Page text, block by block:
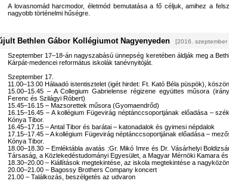
A lovasnomád harcmodor, életmód bemutatása a fő céljuk, amihez a
nagyobb történelmi hűségre.
Bethlen Gábor Kollégiumot Nagyenyeden [2016. szeptember
Szeptember 17–18-án nagyszabású ünnepség keretében áldják meg a
Kárpát-medencei református iskolák tanévnyitóját.
Szeptember 17.
11.00–13.00 Hálaadó istentisztelet (igét hirdet: Ft. Kató Béla püspök),
15.00–15.45 – A Collegium Gabrielense régizene együttes műsora
Ferenc és Szilágyi Róbert)
15.45–16.15 – Mazsorettek műsora (Gyomaendrőd)
16.15–16.45 – A kollégium Fügevirág néptánccsoportjának előadása –
Kónya Tibor.
16.45–17.15 – Antal Tibor és barátai – katonadalok és gyimesi népdalok
17.15–17.45 – A kollégium Fügevirág néptánccsoportjának előadása –
Kónya Tibor.
18.00–18.30 – Emléktábla avatás :Gr. Mikó Imre és Dr. Vásárhelyi
Társaság, a Közlekedéstudományi Egyesület, a Magyar Mérnöki Kamara
18.30–20.00 – Kiállítások megtekintése, az iskola megtekintése a
20.00–21.00 – Bagossy Brothers Company koncert
21.00 – Találkozás, beszélgetés az udvaron